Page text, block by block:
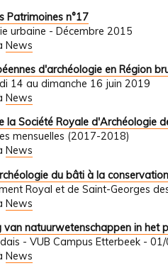
Patrimoines n°17
urbaine - Décembre 2015
News
d'archéologie en Région
14 au dimanche 16 juin 2019
News
la Société Royale d'Archéologie
mensuelles (2017-2018)
News
du bâti à la
Royal et de Saint-Georges
News
van natuurwetenschappen in het
- VUB Campus Etterbeek -
News